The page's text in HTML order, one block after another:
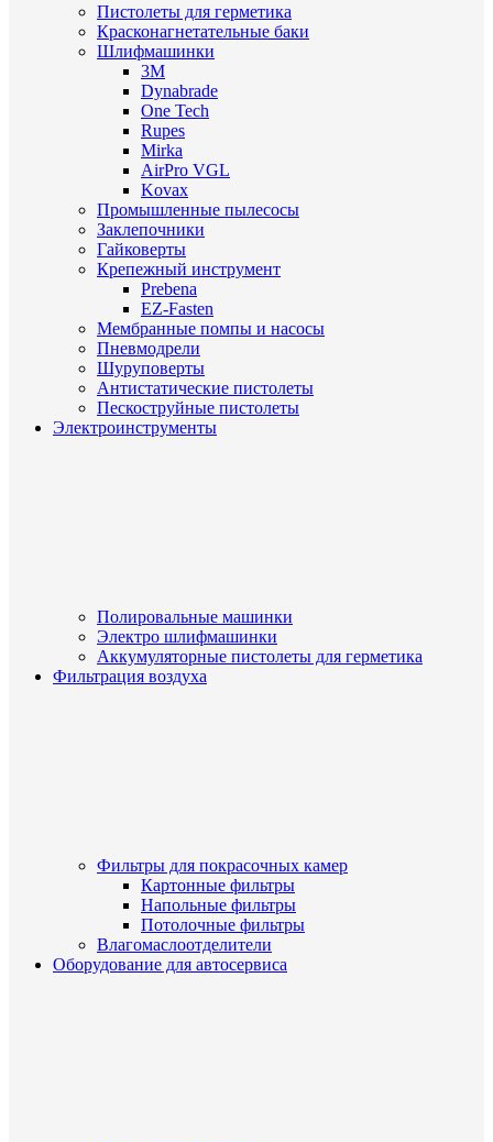
Пистолеты для герметика
Красконагнетательные баки
Шлифмашинки
3M
Dynabrade
One Tech
Rupes
Mirka
AirPro VGL
Kovax
Промышленные пылесосы
Заклепочники
Гайковерты
Крепежный инструмент
Prebena
EZ-Fasten
Мембранные помпы и насосы
Пневмодрели
Шуруповерты
Антистатические пистолеты
Пескоструйные пистолеты
Электроинструменты
Полировальные машинки
Электро шлифмашинки
Аккумуляторные пистолеты для герметика
Фильтрация воздуха
Фильтры для покрасочных камер
Картонные фильтры
Напольные фильтры
Потолочные фильтры
Влагомаслоотделители
Оборудование для автосервиса